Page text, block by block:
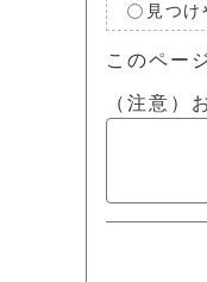
見つ
このペー
（注意）